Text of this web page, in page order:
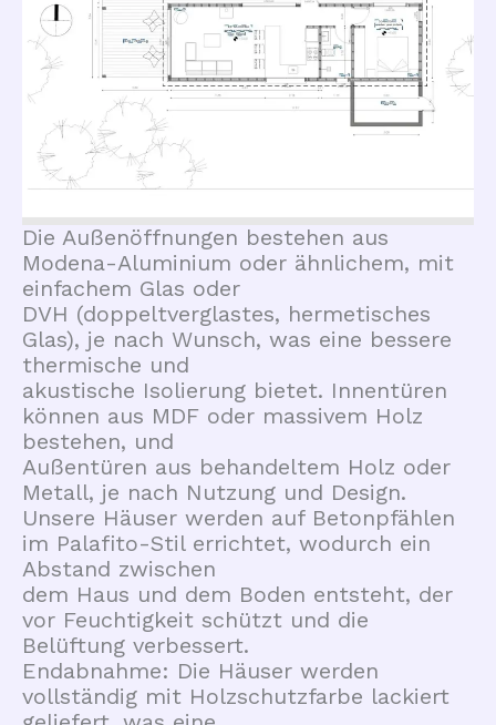
Die Außenöffnungen bestehen aus
Modena-Aluminium oder ähnlichem, mit
einfachem Glas oder
DVH (doppeltverglastes, hermetisches
Glas), je nach Wunsch, was eine bessere
thermische und
akustische Isolierung bietet. Innentüren
können aus MDF oder massivem Holz
bestehen, und
Außentüren aus behandeltem Holz oder
Metall, je nach Nutzung und Design.
Unsere Häuser werden auf Betonpfählen
im Palafito-Stil errichtet, wodurch ein
Abstand zwischen
dem Haus und dem Boden entsteht, der
vor Feuchtigkeit schützt und die
Belüftung verbessert.
Endabnahme: Die Häuser werden
vollständig mit Holzschutzfarbe lackiert